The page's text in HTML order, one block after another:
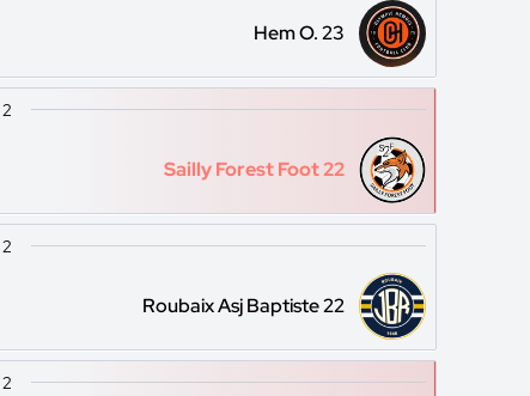
Hem O. 23
Sailly Forest Foot 22
Roubaix Asj Baptiste 22